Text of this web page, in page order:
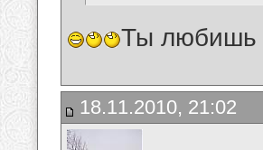
Ты любишь
18.11.2010, 21:02